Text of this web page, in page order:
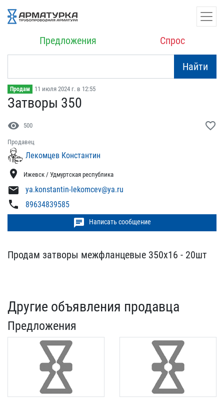
Предложения Спрос
Найти
Продам 11 июля 2024 г. в 12:55
Затворы 350
visibility 500 favorite_border
Продавец
Лекомцев Константин
location_on Ижевск / Удмуртская республика
mail ya.konstantin-lekomcev@ya.ru
phone 89634839585
chat Написать сообщение
Продам затворы межфланце​вые 350х16 - 20шт
Другие объявления продавца
Предложения